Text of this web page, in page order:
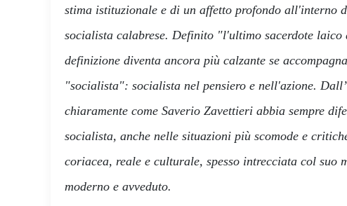
stima istituzionale e di un affetto profondo all'interno
socialista calabrese. Definito "l'ultimo sacerdote
definizione diventa ancora più calzante se
"socialista": socialista nel pensiero e nell'azione.
chiaramente come Saverio Zavettieri abbia sempre
socialista, anche nelle situazioni più scomode e
coriacea, reale e culturale, spesso intrecciata col suo
moderno e avveduto.